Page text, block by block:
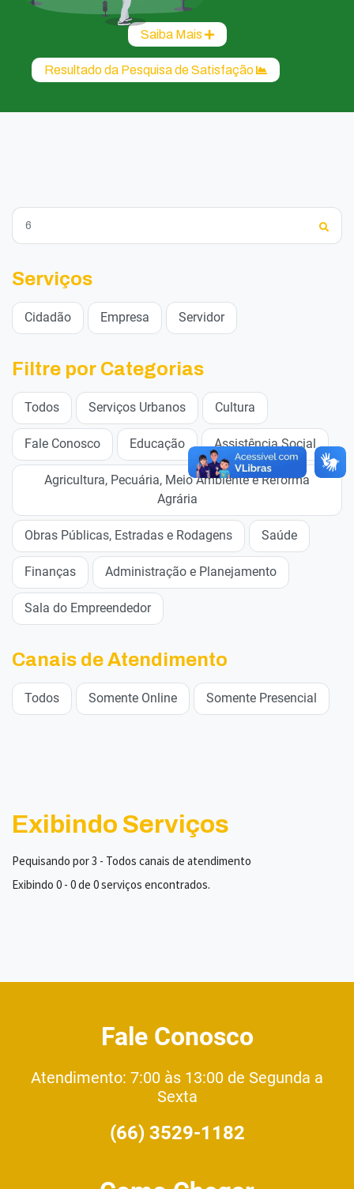
Saiba Mais
Resultado da Pesquisa de Satisfação
Serviços
Cidadão Empresa Servidor
Filtre por Categorias
Todos Serviços Urbanos Cultura
Fale Conosco Educação Assistência Social
Agricultura, Pecuária, Meio Ambiente e Reforma
Agrária
Obras Públicas, Estradas e Rodagens Saúde
Finanças Administração e Planejamento
Sala do Empreendedor
Canais de Atendimento
Todos Somente Online Somente Presencial
Exibindo Serviços
Pequisando por 3 - Todos canais de atendimento
Exibindo 0 - 0 de 0 serviços encontrados.
Fale Conosco
Atendimento: 7:00 às 13:00 de Segunda a
Sexta
(66) 3529-1182